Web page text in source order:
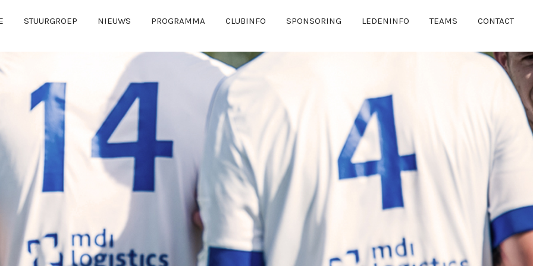
STUURGROEP NIEUWS PROGRAMMA CLUBINFO SPONSORING LEDENINFO TEAMS CONTACT